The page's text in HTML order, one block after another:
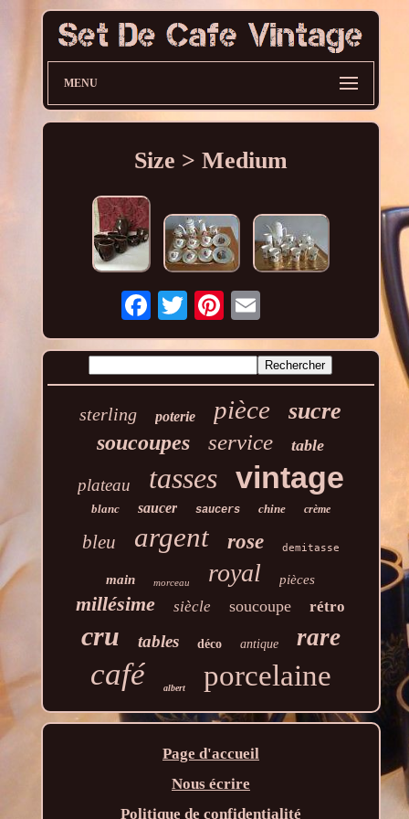
MENU
Size > Medium
sterling poterie pièce sucre
soucoupes service table
plateau tasses vintage
blanc saucer saucers chine crème
bleu argent rose demitasse
main morceau royal pièces
millésime siècle soucoupe rétro
cru tables déco antique rare
café albert porcelaine
Page d'accueil
Nous écrire
Politique de confidentialité